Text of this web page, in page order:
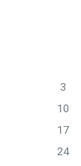
3
10
17
24